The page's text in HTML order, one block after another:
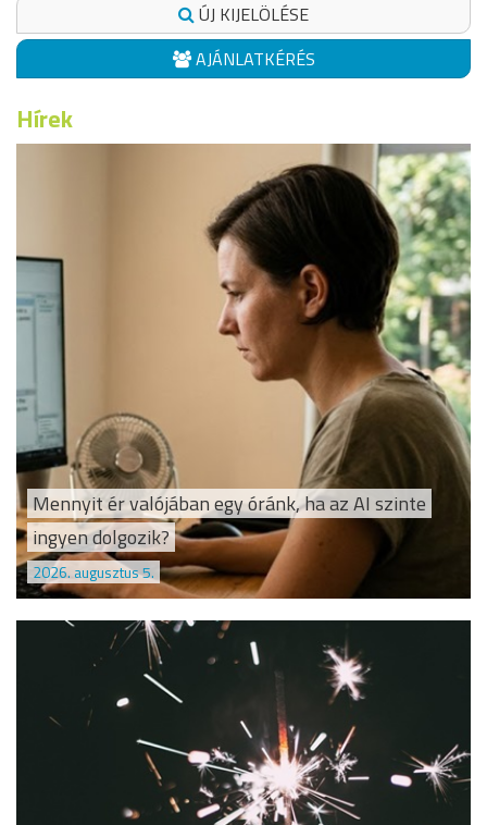
ÚJ KIJELÖLÉSE
AJÁNLATKÉRÉS
Hírek
Mennyit ér valójában egy óránk, ha az AI szinte
ingyen dolgozik?
2026. augusztus 5.